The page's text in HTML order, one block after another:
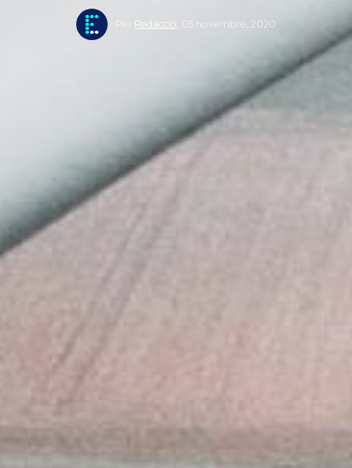
Redacció 05 novembre, 2020